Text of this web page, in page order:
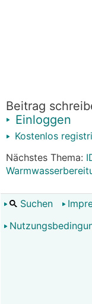
Beitrag
Einloggen
Kostenlos
Nächstes Thema:
Suchen